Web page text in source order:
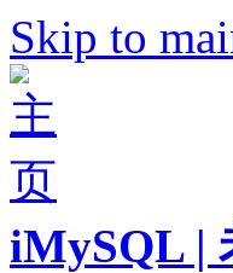
Skip to
iMySQL |